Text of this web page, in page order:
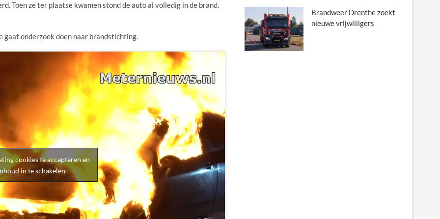
Toen ze ter plaatse kwamen stond de auto al volledig in de brand.
gaat onderzoek doen naar brandstichting.
cookies te accepteren en
in te schakelen
Brandweer Drenthe zoekt
nieuwe vrijwilligers